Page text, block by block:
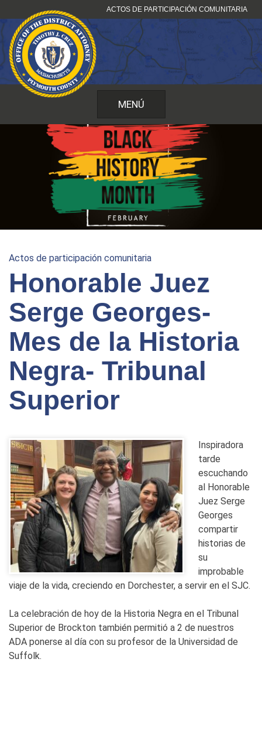
al
contenido
ACTOS DE PARTICIPACIÓN COMUNITARIA
MENÚ
Actos de participación comunitaria
Honorable Juez
Serge Georges-
Mes de la Historia
Negra- Tribunal
Superior
Inspiradora
tarde
escuchando
al Honorable
Juez Serge
Georges
compartir
historias de
su
improbable
viaje de la vida, creciendo en Dorchester, a servir en el SJC.
La celebración de hoy de la Historia Negra en el Tribunal
Superior de Brockton también permitió a 2 de nuestros
ADA ponerse al día con su profesor de la Universidad de
Suffolk.